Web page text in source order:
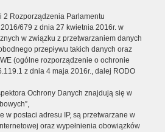
2 Rozporządzenia Parlamentu
679 z dnia 27 kwietnia 2016r. w
w związku z przetwarzaniem danych
przepływu takich danych oraz
(ogólne rozporządzenie o ochronie
z dnia 4 maja 2016r., dalej RODO
Ochrony Danych znajdują się w
w postaci adresu IP, są przetwarzane w
oraz wypełnienia obowiązków